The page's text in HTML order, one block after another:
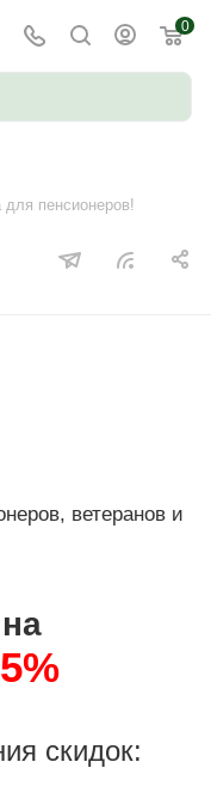
0
для пенсионеров!
ветеранов и
5%
скидок: